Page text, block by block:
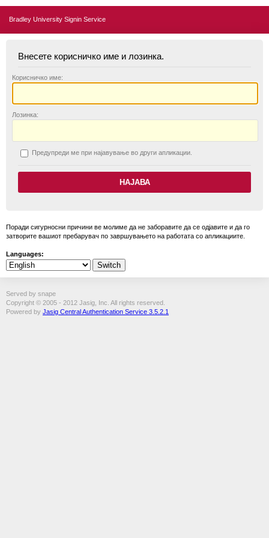
Bradley University Signin Service
Внесете корисничко име и лозинка.
Корисничко име:
Лозинка:
Предупреди ме при најавување во други апликации.
Поради сигурносни причини ве молиме да не заборавите да се одјавите и да го
затворите вашиот пребарувач по завршувањето на работата со апликациите.
Languages:
Served by snape
Copyright © 2005 - 2012 Jasig, Inc. All rights reserved.
Powered by Jasig Central Authentication Service 3.5.2.1